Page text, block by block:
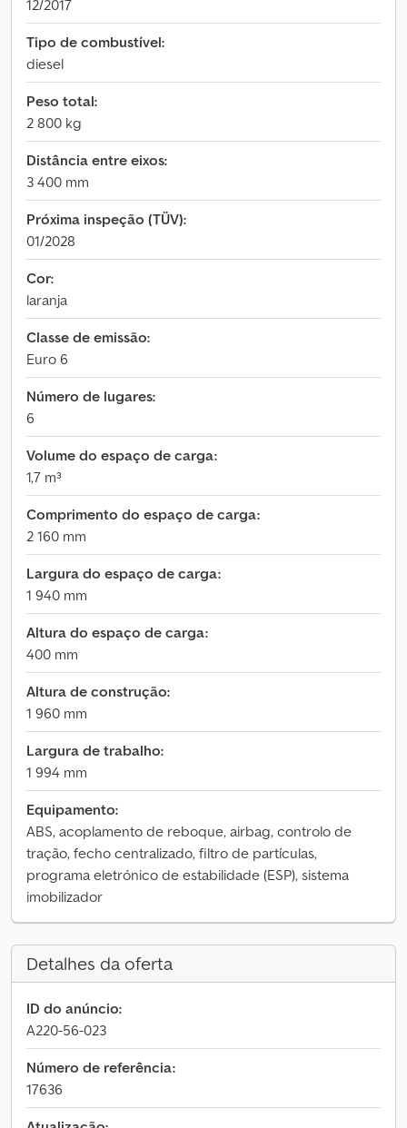
12/2017
Tipo de combustível:
diesel
Peso total:
2 800 kg
Distância entre eixos:
3 400 mm
Próxima inspeção (TÜV):
01/2028
Cor:
laranja
Classe de emissão:
Euro 6
Número de lugares:
6
Volume do espaço de carga:
1,7 m³
Comprimento do espaço de carga:
2 160 mm
Largura do espaço de carga:
1 940 mm
Altura do espaço de carga:
400 mm
Altura de construção:
1 960 mm
Largura de trabalho:
1 994 mm
Equipamento:
ABS, acoplamento de reboque, airbag, controlo de
tração, fecho centralizado, filtro de partículas,
programa eletrónico de estabilidade (ESP), sistema
imobilizador
Detalhes da oferta
ID do anúncio:
A220-56-023
Número de referência:
17636